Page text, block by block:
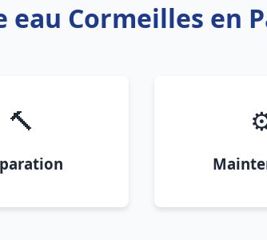
Cormeilles en
🔨